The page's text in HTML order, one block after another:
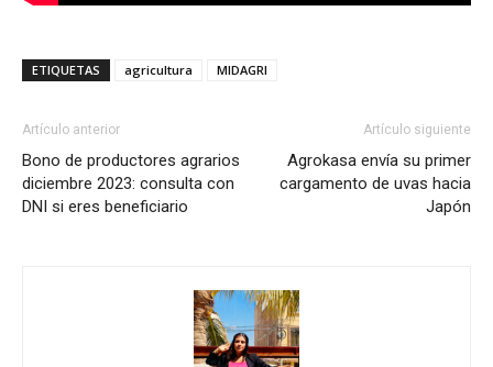
ETIQUETAS agricultura MIDAGRI
Artículo anterior
Bono de productores agrarios
diciembre 2023: consulta con
DNI si eres beneficiario
Artículo siguiente
Agrokasa envía su primer
cargamento de uvas hacia
Japón